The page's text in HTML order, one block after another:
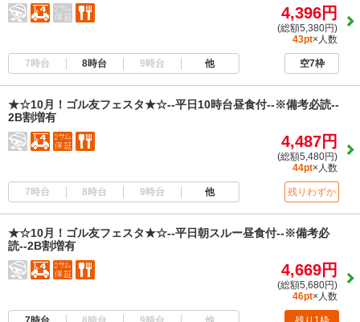
4,396円
(総額5,380円)
43pt×人数
7時台 8時台 9時台 他 空7枠
★☆10月！ゴル友フェスタ★☆--平日10時台昼食付--※備考必読--
2B割増有
4,487円
(総額5,480円)
44pt×人数
7時台 8時台 9時台 他 残りわずか
★☆10月！ゴル友フェスタ★☆--平日朝スルー昼食付--※備考必
読--2B割増有
4,669円
(総額5,680円)
46pt×人数